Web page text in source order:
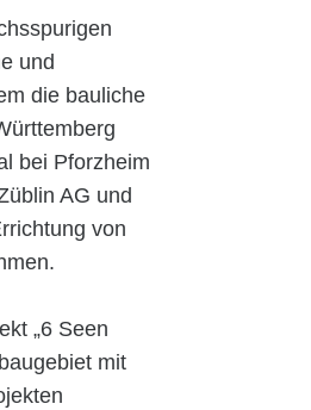
und
die bauliche
bei Pforzheim
AG und
von
„6 Seen
mit